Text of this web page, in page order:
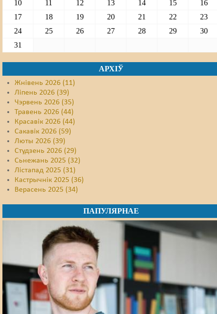
10
11 12 13 14 15
16
17
18 19 20 21 22
23
24
25 26 27 28 29
30
31
АРХІЎ
Жнівень 2026 (11)
Ліпень 2026 (39)
Чэрвень 2026 (35)
Травень 2026 (44)
Красавік 2026 (44)
Сакавік 2026 (59)
Люты 2026 (39)
Студзень 2026 (29)
Сьнежань 2025 (32)
Лістапад 2025 (31)
Кастрычнік 2025 (36)
Верасень 2025 (34)
ПАПУЛЯРНАЕ